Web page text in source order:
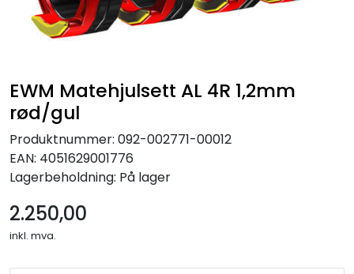
EWM Matehjulsett AL 4R 1,2mm
rød/gul
Produktnummer: 092-002771-00012
EAN: 4051629001776
Lagerbeholdning: På lager
2.250,00
inkl. mva.
Verneutstyr